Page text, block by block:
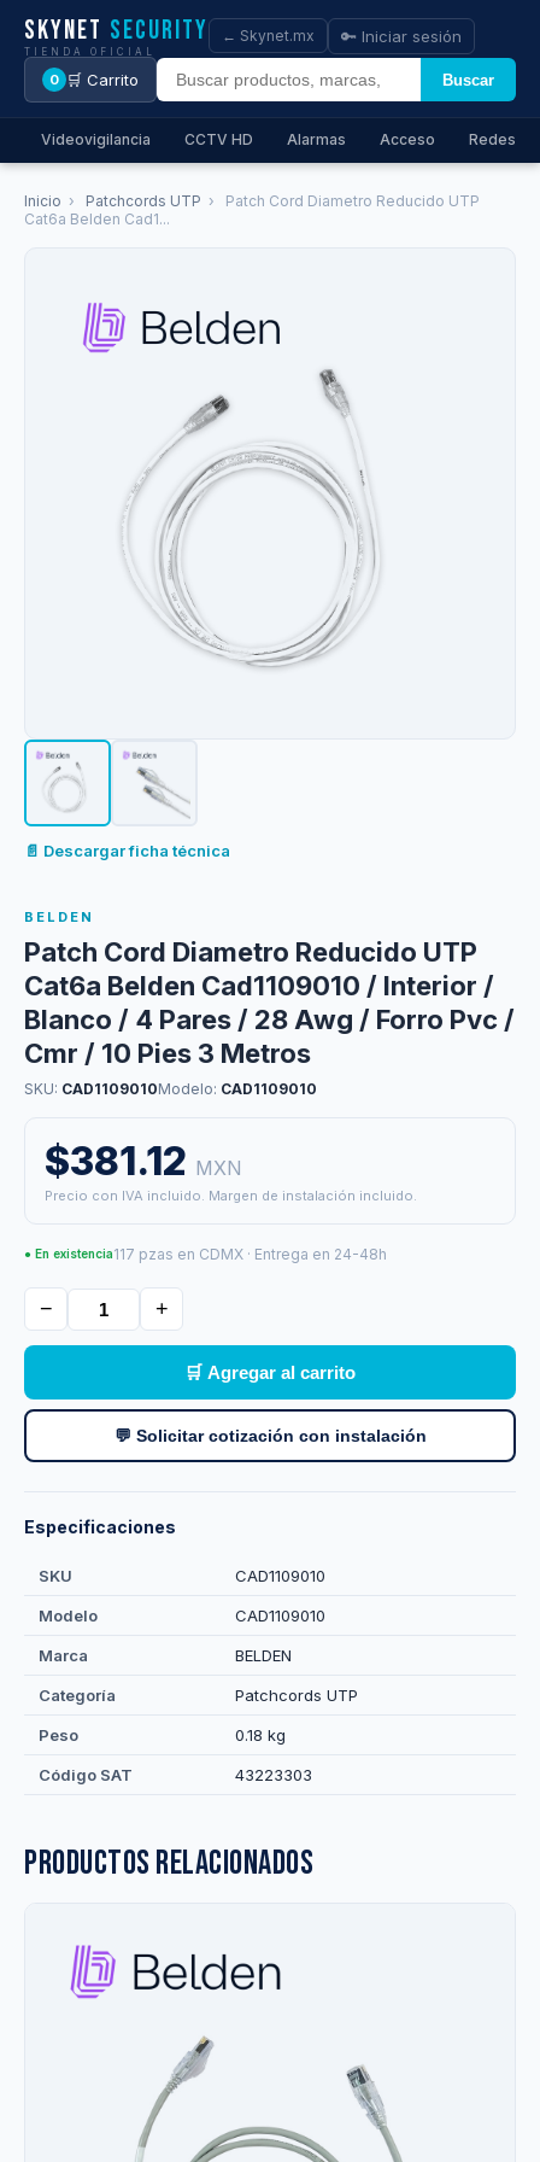
Skynet Security
TIENDA OFICIAL
Buscar
← Skynet.mx 🔑 Iniciar sesión
0 🛒 Carrito
Videovigilancia CCTV HD Alarmas Acceso Redes
Inicio › Patchcords UTP ›
Patch Cord Diametro Reducido UTP
Cat6a Belden Cad1...
📄 Descargar ficha técnica
BELDEN
Patch Cord Diametro Reducido UTP
Cat6a Belden Cad1109010 / Interior /
Blanco / 4 Pares / 28 Awg / Forro Pvc /
Cmr / 10 Pies 3 Metros
SKU: CAD1109010Modelo: CAD1109010
$381.12 MXN
Precio con IVA incluido. Margen de instalación incluido.
● En existencia117 pzas en CDMX · Entrega en 24-48h
− +
🛒 Agregar al carrito
💬 Solicitar cotización con instalación
Especificaciones
SKU CAD1109010
Modelo CAD1109010
Marca BELDEN
Categoría Patchcords UTP
Peso 0.18 kg
Código SAT 43223303
Productos relacionados